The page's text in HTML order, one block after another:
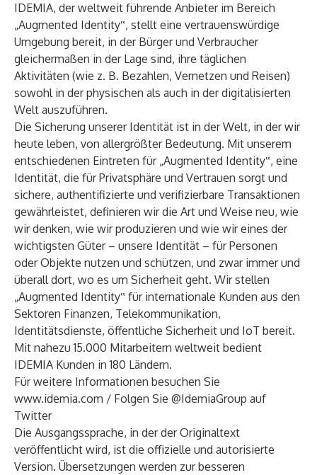
IDEMIA, der weltweit führende Anbieter im Bereich
„Augmented Identity‟, stellt eine vertrauenswürdige
Umgebung bereit, in der Bürger und Verbraucher
gleichermaßen in der Lage sind, ihre täglichen
Aktivitäten (wie z. B. Bezahlen, Vernetzen und Reisen)
sowohl in der physischen als auch in der digitalisierten
Welt auszuführen.
Die Sicherung unserer Identität ist in der Welt, in der wir
heute leben, von allergrößter Bedeutung. Mit unserem
entschiedenen Eintreten für „Augmented Identity‟, eine
Identität, die für Privatsphäre und Vertrauen sorgt und
sichere, authentifizierte und verifizierbare Transaktionen
gewährleistet, definieren wir die Art und Weise neu, wie
wir denken, wie wir produzieren und wie wir eines der
wichtigsten Güter – unsere Identität – für Personen
oder Objekte nutzen und schützen, und zwar immer und
überall dort, wo es um Sicherheit geht. Wir stellen
„Augmented Identity‟ für internationale Kunden aus den
Sektoren Finanzen, Telekommunikation,
Identitätsdienste, öffentliche Sicherheit und IoT bereit.
Mit nahezu 15.000 Mitarbeitern weltweit bedient
IDEMIA Kunden in 180 Ländern.
Für weitere Informationen besuchen Sie
www.idemia.com / Folgen Sie @IdemiaGroup auf
Twitter
Die Ausgangssprache, in der der Originaltext
veröffentlicht wird, ist die offizielle und autorisierte
Version. Übersetzungen werden zur besseren